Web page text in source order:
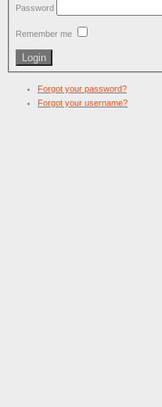
Password
Remember me
Forgot your password?
Forgot your username?